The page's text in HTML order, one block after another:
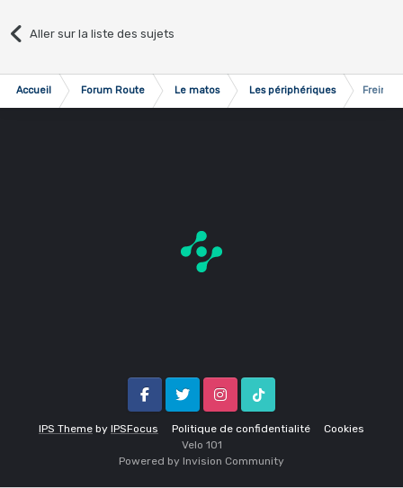
Aller sur la liste des sujets
Accueil Forum Route Le matos Les périphériques Freins
IPS Theme by IPSFocus Politique de confidentialité Cookies
FacebookTwitter InstagramTik Tok
Velo 1O1
Powered by Invision Community